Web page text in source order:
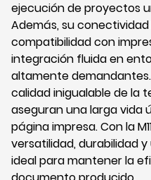
ejecución de proyectos
Además, su
compatibilidad con
integración fluida en
altamente
calidad inigualable de la
aseguran una larga vida
página impresa. Con la
versatilidad, durabilidad
ideal para mantener la